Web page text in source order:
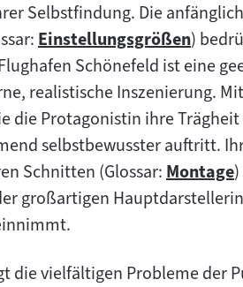
Selbstfindung. Die
Zum
Inhalt:
Einstellungsgrößen)
Schönefeld ist eine
realistische Inszenierung.
die Protagonistin ihre
selbstbewusster auftritt.
Schnitten (Glossar:Zum
Inhalt:
Montage
großartigen
die vielfältigen Probleme der